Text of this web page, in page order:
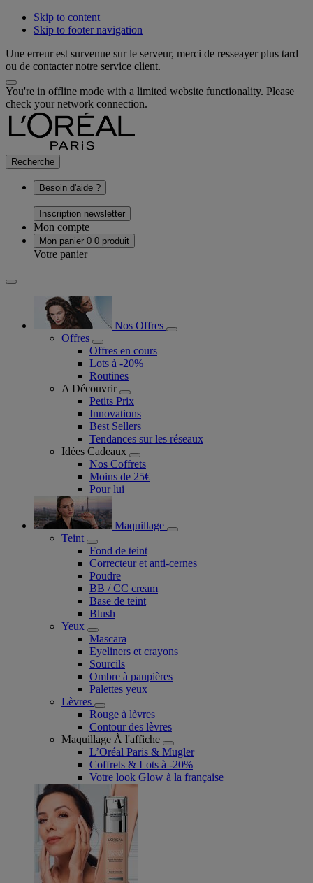
Skip to content
Skip to footer navigation
Une erreur est survenue sur le serveur, merci de resseayer plus tard
ou de contacter notre service client.
You're in offline mode with a limited website functionality. Please
check your network connection.
Recherche
Besoin d'aide ?
Inscription newsletter
Mon compte
Mon panier 0 0 produit
Votre panier
Nos Offres
Offres
Offres en cours
Lots à -20%
Routines
A Découvrir
Petits Prix
Innovations
Best Sellers
Tendances sur les réseaux
Idées Cadeaux
Nos Coffrets
Moins de 25€
Pour lui
Maquillage
Teint
Fond de teint
Correcteur et anti-cernes
Poudre
BB / CC cream
Base de teint
Blush
Yeux
Mascara
Eyeliners et crayons
Sourcils
Ombre à paupières
Palettes yeux
Lèvres
Rouge à lèvres
Contour des lèvres
Maquillage À l'affiche
L’Oréal Paris & Mugler
Coffrets & Lots à -20%
Votre look Glow à la française